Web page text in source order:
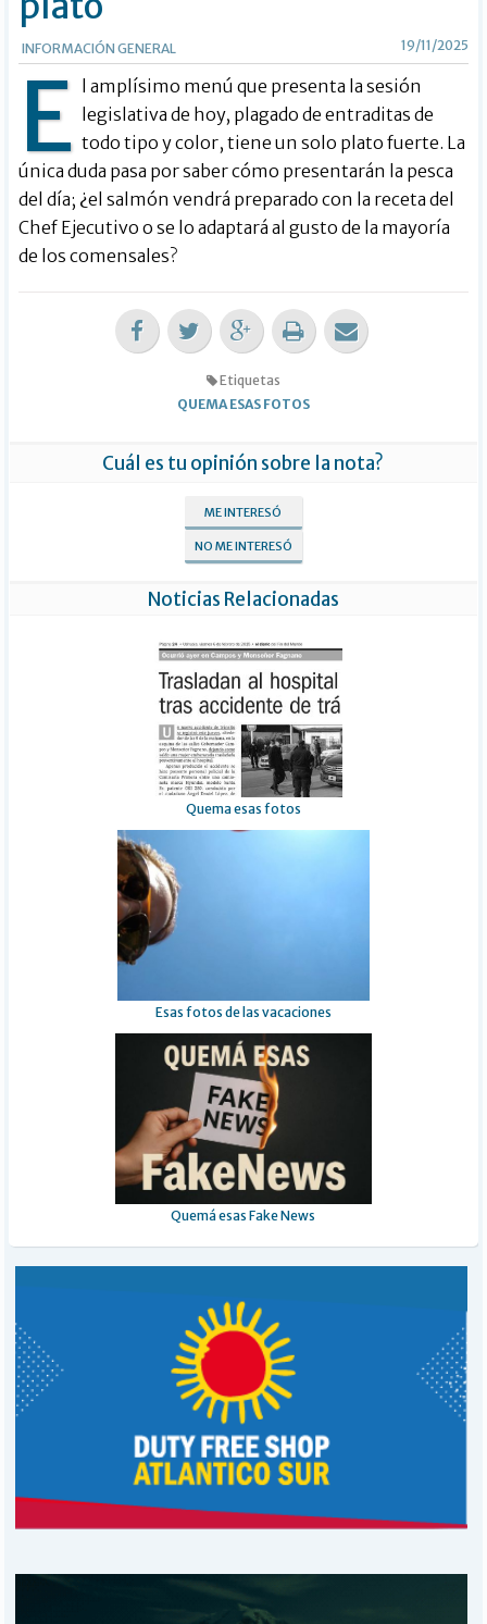
INFORMACIÓN GENERAL 19/11/2025
E
l amplísimo menú que presenta la sesión
legislativa de hoy, plagado de entraditas de
todo tipo y color, tiene un solo plato fuerte. La
única duda pasa por saber cómo presentarán la pesca
del día; ¿el salmón vendrá preparado con la receta del
Chef Ejecutivo o se lo adaptará al gusto de la mayoría
de los comensales?
Etiquetas
QUEMA ESAS FOTOS
Cuál es tu opinión sobre la nota?
ME INTERESÓ
NO ME INTERESÓ
Noticias Relacionadas
Quema esas fotos
Esas fotos de las vacaciones
Quemá esas Fake News